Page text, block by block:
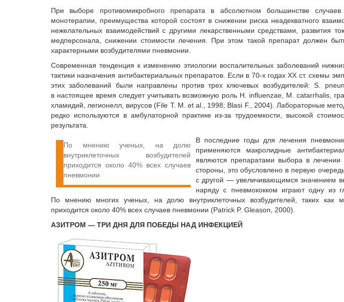
При выборе противомикробного препарата в абсолютном большинстве случаев
монотерапии, преимущества которой состоят в снижении риска неадекватного
нежелательных взаимодействий с другими лекарственными средствами, развития
медперсонала, снижении стоимости лечения. При этом такой препарат должен
характерными возбудителями пневмонии.
Современная тенденция к изменению этиологии воспалительных заболеваний
тактики назначения антибактериальных препаратов. Если в 70-х годах ХХ ст. схемы
этих заболеваний были направлены против трех ключевых возбудителей: S.
в настоящее время следует учитывать возможную роль H. influenzae, M. catarrhalis,
хламидий, легионелл, вирусов (File T. M. et al., 1998; Blasi F., 2004). Лабораторные
редко используются в амбулаторной практике из-за трудоемкости, высокой
результата.
По мнению ученых, на долю
внутриклеточных возбудителей
приходится около 40% всех случаев
пневмонии
В последние годы для лечения
применяются макролидные
являются препаратами выбора в
стороны, это обусловлено в первую
с другой — увеличивающимся значением
наряду с пневмококком играют одну из
По мнению многих ученых, на долю внутриклеточных возбудителей, таких как
приходится около 40% всех случаев пневмонии (Patrick P. Gleason, 2000).
АЗИТРОМ — ТРИ ДНЯ ДЛЯ ПОБЕДЫ НАД ИНФЕКЦИЕЙ